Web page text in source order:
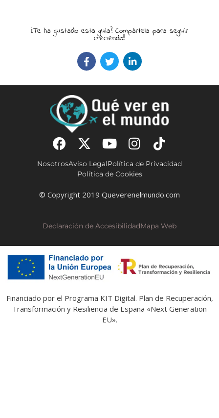
¿Te ha gustado esta guía? Compártela para seguir
creciendo!!
NosotrosAviso LegalPolítica de Privacidad
Política de Cookies
© Copyright 2019 Queverenelmundo.com
Declaración de AccesibilidadMapa Web
Financiado por el Programa KIT Digital. Plan de Recuperación,
Transformación y Resiliencia de España «Next Generation
EU».